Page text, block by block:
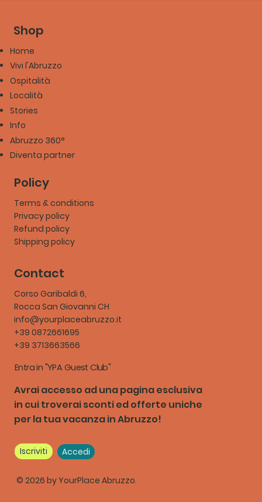
Shop
Home
Vivi l'Abruzzo
Ospitalità
Località
Stories
Info
Abruzzo 360°
Diventa partner
Policy
Terms & conditions
Privacy policy
Refund policy
Shipping policy
Contact
Corso Garibaldi 6,
Rocca San Giovanni CH
info@yourplaceabruzzo.it
+39 0872661695
+39 3713663566
Entra in "YPA Guest Club"
Avrai accesso ad una pagina esclusiva
in cui troverai sconti ed offerte uniche
per la tua vacanza in Abruzzo!
Iscriviti Accedi
© 2026 by YourPlace Abruzzo.